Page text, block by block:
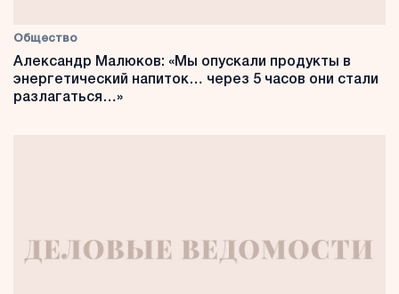
Общество
Александр Малюков: «Мы опускали продукты в
энергетический напиток… через 5 часов они стали
разлагаться…»